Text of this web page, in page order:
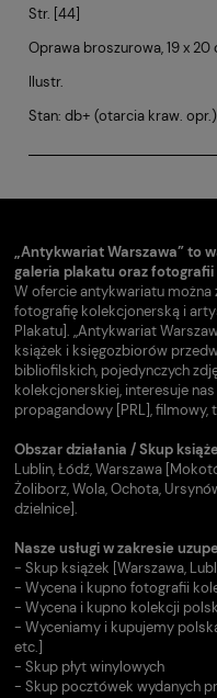
Str. [44]
Oprawa broszurowa, 19 x 20
Ilustr.
Stan: db+ (otarcia kraw. opr.)
„Antykwariat Warszawa” to
galeria plakatu oraz
W ofercie antykwariatu można
fotografię kolekcjonerską i
Plakatu]. „Antykwariat
książek i księgozbiorów
bibliofilskich, pojedynczych
kolekcjonerskiej, interesuje
propagandowy [PRL], filmowy,
Obszar działania / Skup
Lublin, Łódź, Warszawa
Żoliborz, Wola, Ochota,
dzielnice].
Nasze usługi w zakresie
- Skup książek [Warszawa,
- Wycena i kupno fotografii
- Wycena i kupno kolekcji
- Wyceniamy i kupujemy
etc.]
- Skup płyt winylowych
- Skup pocztówek wydanych